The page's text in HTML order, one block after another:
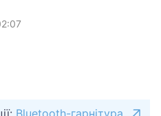
Bluetooth-гарнітура